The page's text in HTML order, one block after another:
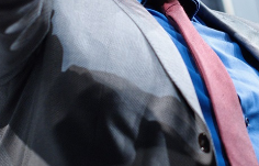
9. pá 19:00